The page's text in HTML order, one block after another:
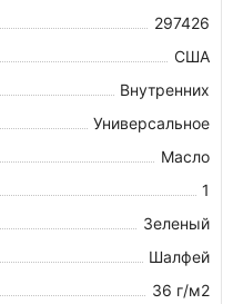
297426
США
Внутренних
Универсальное
Масло
1
Зеленый
Шалфей
36 г/м2